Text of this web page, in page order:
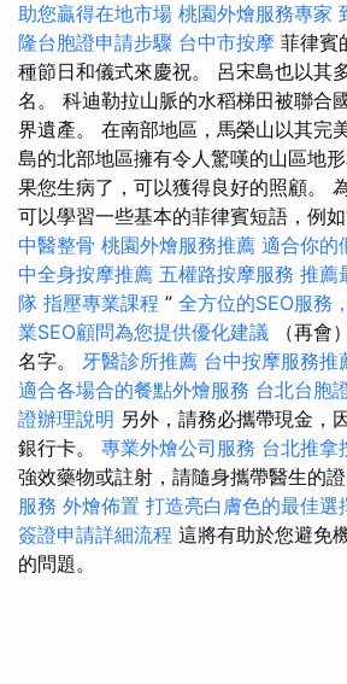
助您贏得在地市場 桃園外燴服務專家
隆台胞證申請步驟 台中市按摩 菲律賓
種節日和儀式來慶祝。 呂宋島也以其
名。 科迪勒拉山脈的水稻梯田被聯合
界遺產。 在南部地區，馬榮山以其完
島的北部地區擁有令人驚嘆的山區地
果您生病了，可以獲得良好的照顧。
可以學習一些基本的菲律賓短語，例
中醫整骨 桃園外燴服務推薦 適合你的
中全身按摩推薦 五權路按摩服務 推薦
隊 指壓專業課程 ” 全方位的SEO服務
業SEO顧問為您提供優化建議 （再會
名字。 牙醫診所推薦 台中按摩服務推
適合各場合的餐點外燴服務 台北台胞
證辦理說明 另外，請務必攜帶現金，
銀行卡。 專業外燴公司服務 台北推拿
強效藥物或註射，請隨身攜帶醫生的證
服務 外燴佈置 打造亮白膚色的最佳選
簽證申請詳細流程 這將有助於您避免
的問題。